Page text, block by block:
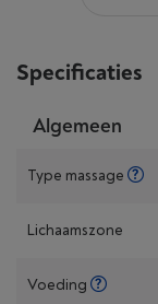
Specificaties
Algemeen
Type massage
Lichaamszone
Voeding